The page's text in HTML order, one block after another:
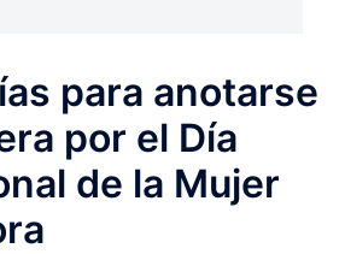
para anotarse
por el Día
de la Mujer